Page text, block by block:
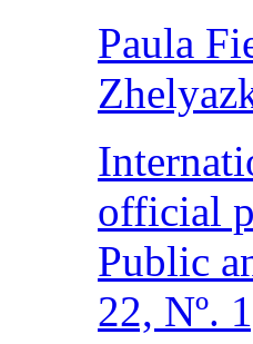
Paula
official
Public
22, Nº.